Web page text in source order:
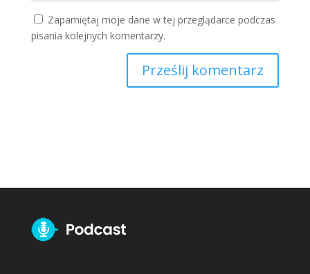
Zapamiętaj moje dane w tej przeglądarce podczas
pisania kolejnych komentarzy.